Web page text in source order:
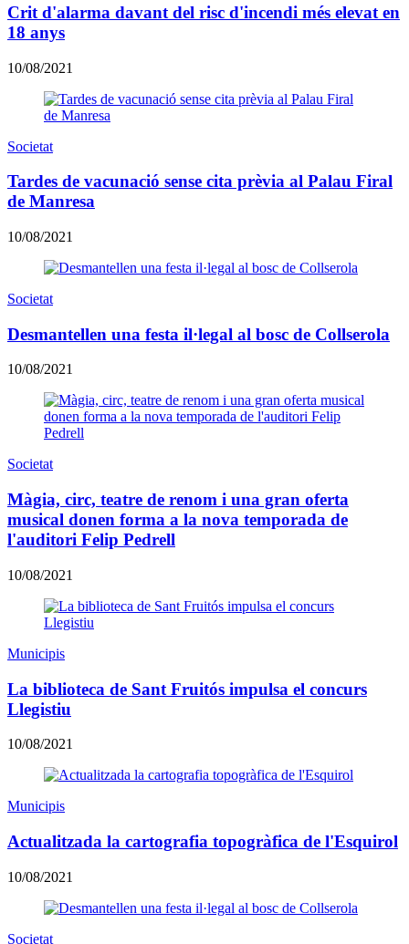
Crit d'alarma davant del risc d'incendi més elevat en
18 anys
10/08/2021
Societat
Tardes de vacunació sense cita prèvia al Palau Firal
de Manresa
10/08/2021
Societat
Desmantellen una festa il·legal al bosc de Collserola
10/08/2021
Societat
Màgia, circ, teatre de renom i una gran oferta
musical donen forma a la nova temporada de
l'auditori Felip Pedrell
10/08/2021
Municipis
La biblioteca de Sant Fruitós impulsa el concurs
Llegistiu
10/08/2021
Municipis
Actualitzada la cartografia topogràfica de l'Esquirol
10/08/2021
Societat